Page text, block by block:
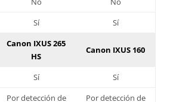
Sí Sí
Canon IXUS 265
HS
Canon IXUS 160
Sí
Sí
Por detección de
Por detección de